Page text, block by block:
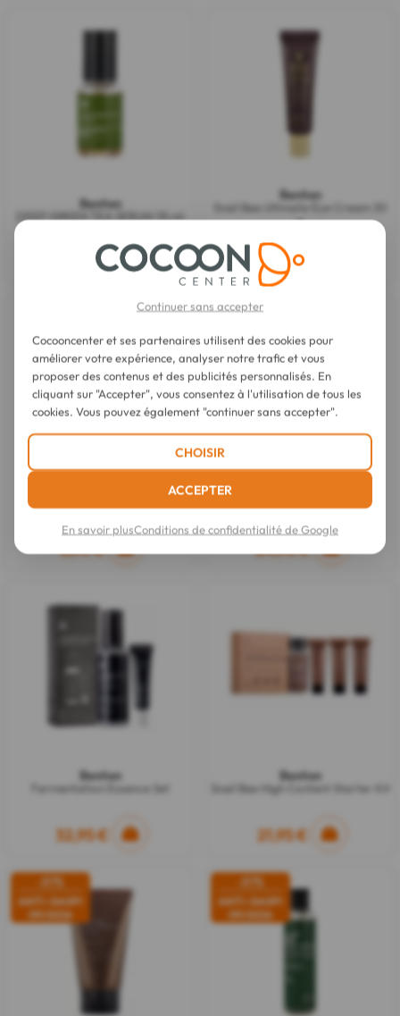
Benton
DEEP GREEN TEA SERUM 35 ml
17,95 €
Benton
Snail Bee Ultimate Eye Cream 30
g
32,95 €
8,95 €
SNAIL BEE HIGH CONTENT
LOTION 120 ml
24,95 €
Benton
Fermentation Essence Set
32,95 €
Benton
Snail Bee High Content Starter Kit
21,95 €
ANTI-GASPI
09/2026
ANTI-GASPI
09/2026
Continuer sans accepter
Cocooncenter et ses partenaires utilisent des cookies pour
améliorer votre expérience, analyser notre trafic et vous
proposer des contenus et des publicités personnalisés. En
cliquant sur "Accepter", vous consentez à l'utilisation de tous les
cookies. Vous pouvez également "continuer sans accepter".
CHOISIR
ACCEPTER
En savoir plusConditions de confidentialité de Google